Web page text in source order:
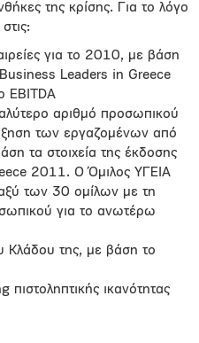
της κρίσης. Για το λόγο
για το 2010, με βάση
Business Leaders in Greece
EBITDA
αριθμό προσωπικού
των εργαζομένων από
τα στοιχεία της έκδοσης
2011. Ο Όμιλος ΥΓΕΙΑ
των 30 ομίλων με τη
για το ανωτέρω
Κλάδου της, με βάση το
πιστοληπτικής ικανότητας